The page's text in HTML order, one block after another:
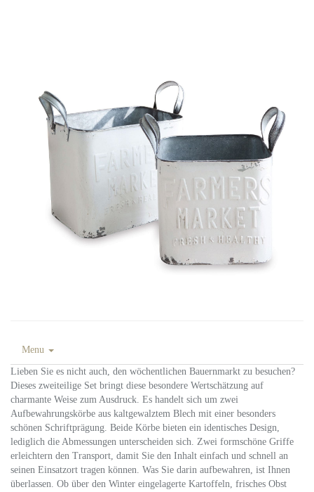
Menu
Lieben Sie es nicht auch, den wöchentlichen Bauernmarkt zu besuchen?
Dieses zweiteilige Set bringt diese besondere Wertschätzung auf
charmante Weise zum Ausdruck. Es handelt sich um zwei
Aufbewahrungskörbe aus kaltgewalztem Blech mit einer besonders
schönen Schriftprägung. Beide Körbe bieten ein identisches Design,
lediglich die Abmessungen unterscheiden sich. Zwei formschöne Griffe
erleichtern den Transport, damit Sie den Inhalt einfach und schnell an
seinen Einsatzort tragen können. Was Sie darin aufbewahren, ist Ihnen
überlassen. Ob über den Winter eingelagerte Kartoffeln, frisches Obst